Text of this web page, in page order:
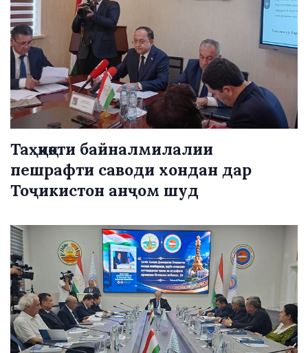
Таҳқиқоти байналмилалии
пешрафти саводи хондан дар
Тоҷикистон анҷом шуд